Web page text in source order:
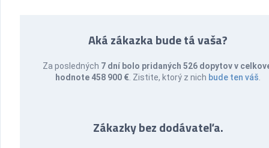
Aká zákazka bude tá vaša?
Za posledných 7 dní bolo pridaných 526 dopytov v
hodnote 458 900 € . Zistite, ktorý z nich bude ten váš
Zákazky bez dodávateľa.